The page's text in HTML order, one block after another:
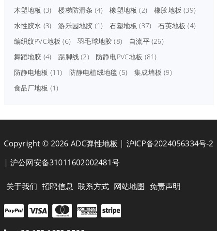
木塑地板 (3) 楼梯防滑条 (4) 橡塑地板 (2) 橡胶地板 (39)
水性胶水 (3) 游乐园地胶 (1) 石塑地板 (37) 石英地板 (4)
编织纹PVC地板 (6) 羽毛球地胶 (8) 自流平(26)
舞蹈地胶 (4) 踢脚线(2) 防静电PVC地板 (81)
防静电地板 (11) 防静电植绒地毯 (5) 集成墙板 (9)
食品厂地板 (1)
Copyright © 2026 ADC弹性地板 | 沪ICP备2024056334号-2
| 沪公网安备31011602002481号
关于我们 招聘信息 联系方式 网站地图 免责声明